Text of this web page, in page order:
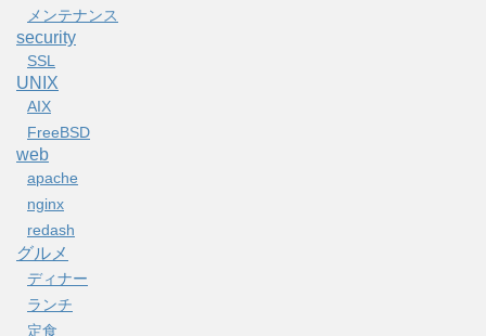
メンテナンス
security
SSL
UNIX
AIX
FreeBSD
web
apache
nginx
redash
グルメ
ディナー
ランチ
定食